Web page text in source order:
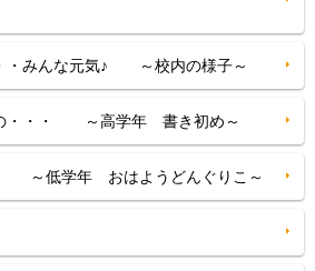
・みんな元気♪ ～校内の様子～
・・・ ～高学年 書き初め～
～低学年 おはようどんぐりこ～